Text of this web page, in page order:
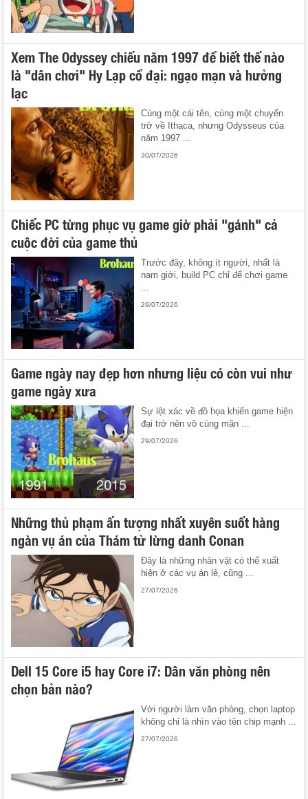
Xem The Odyssey chiếu năm 1997 để biết thế nào
là "dân chơi" Hy Lạp cổ đại: ngạo mạn và hưởng
lạc
Cùng một cái tên, cùng một chuyến
trở về Ithaca, nhưng Odysseus của
năm 1997 ...
30/07/2026
Chiếc PC từng phục vụ game giờ phải "gánh" cả
cuộc đời của game thủ
Trước đây, không ít người, nhất là
nam giới, build PC chỉ để chơi game
29/07/2026
Game ngày nay đẹp hơn nhưng liệu có còn vui như
game ngày xưa
Sự lột xác về đồ họa khiến game hiện
đại trở nên vô cùng mãn ...
29/07/2026
Những thủ phạm ấn tượng nhất xuyên suốt hàng
ngàn vụ án của Thám tử lừng danh Conan
Đây là những nhân vật có thể xuất
hiện ở các vụ án lẻ, cũng ...
27/07/2026
Dell 15 Core i5 hay Core i7: Dân văn phòng nên
chọn bản nào?
Với người làm văn phòng, chọn laptop
không chỉ là nhìn vào tên chip mạnh ...
27/07/2026